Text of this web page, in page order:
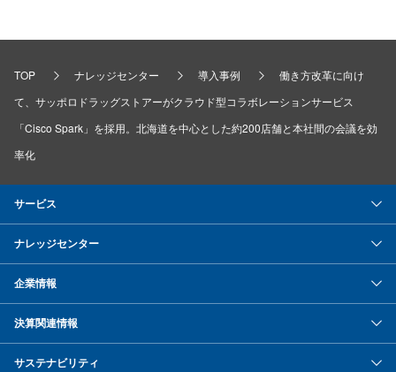
TOP ナレッジセンター 導入事例
働き方改革に向け
て、サッポロドラッグストアーがクラウド型コラボレーションサービス
「Cisco Spark」を採用。北海道を中心とした約200店舗と本社間の会議を効
率化
サービス
ナレッジセンター
企業情報
決算関連情報
サステナビリティ